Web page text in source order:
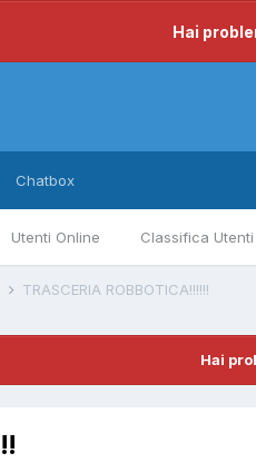
Hai
Utenti Online Classifica Utenti
Chatbox
TRASCERIA ROBBOTICA!!!!!!
Hai